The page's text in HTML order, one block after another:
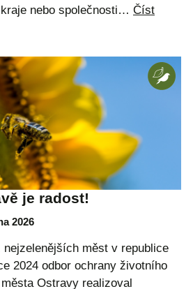
nebo společnosti… Číst
je radost!
2026
měst v republice
2024 odbor ochrany životního
Ostravy realizoval